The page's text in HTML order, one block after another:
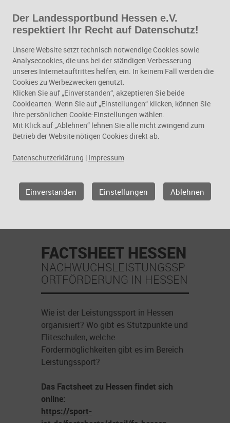
Zum Hauptinhalt springen
Leistungssport
Geschäftsfelder
IAT factsheet Hessen
FACTSHEET HESSEN
NACHWUCHSLEISTUNGSSP
ORTFÖRDERUNG IN HESSEN
Wie ist der Leistungssport in Hessen
organisiert? Wo gibt es Stützpunkte und
Eliteschulen, welche
Fördermöglichkeiten gibt es im Bereich
Leistungssport?
Das Factsheet zu Hessen findet sich
online:
https://sport-
Der Landessportbund Hessen e.V.
respektiert Ihr Recht auf Datenschutz!
Unsere Website setzt technisch notwendige Cookies sowie
Analysecookies, die uns bei der ständigen Verbesserung
unseres Internetauftrittes helfen, ein. In keinem Fall werden die
Cookies zu Werbezwecken genutzt.
Klicken Sie auf „Einverstanden“, akzeptieren Sie beide
Cookiearten. Wenn Sie auf „Einstellungen“ klicken, können Sie
Ihre persönlichen Cookie-Einstellungen wählen.
Mit Klick auf „Ablehnen“ lehnen Sie alle nicht zwingend zum
Betrieb der Website nötigen Cookies direkt ab.
Datenschutzerklärung | Impressum
Einverstanden Einstellungen Ablehnen